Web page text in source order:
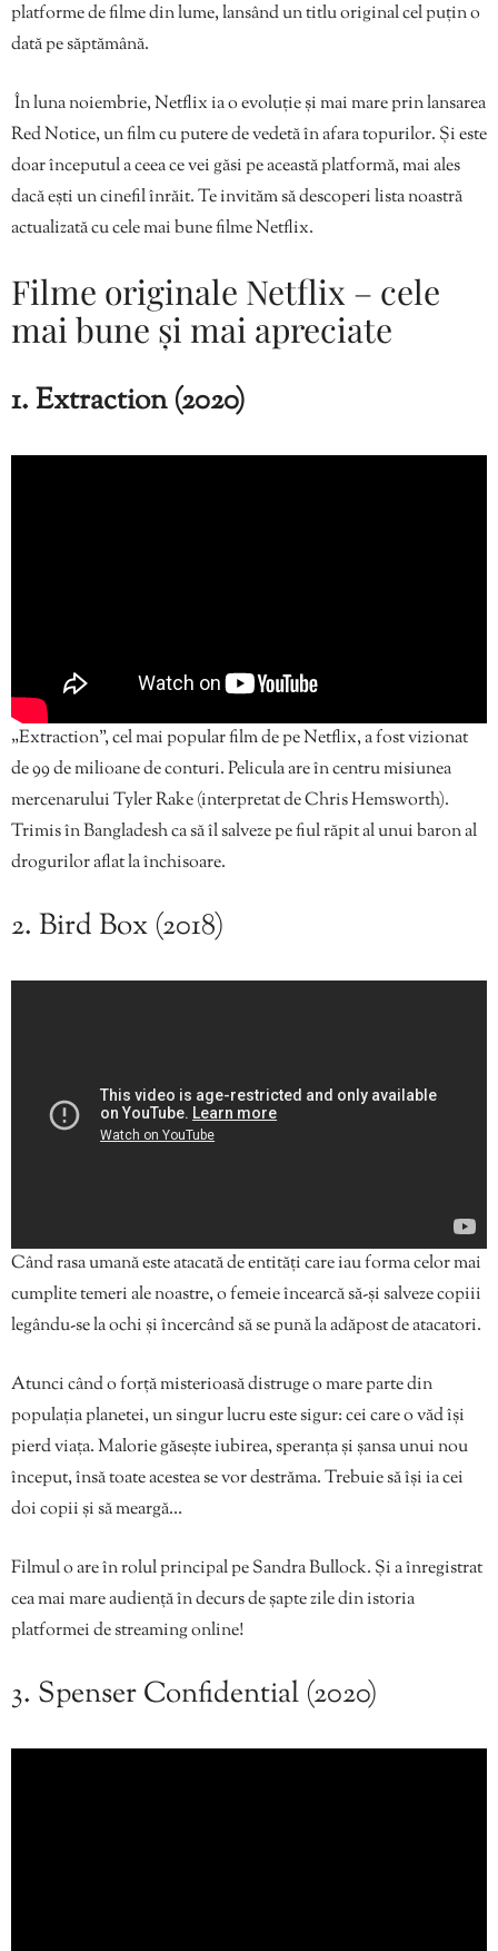
platforme de filme din lume, lansând un titlu original cel puțin o
dată pe săptămână.
În luna noiembrie, Netflix ia o evoluție și mai mare prin lansarea
Red Notice, un film cu putere de vedetă în afara topurilor. Și este
doar începutul a ceea ce vei găsi pe această platformă, mai ales
dacă ești un cinefil înrăit. Te invităm să descoperi lista noastră
actualizată cu cele mai bune filme Netflix.
Filme originale Netflix – cele
mai bune și mai apreciate
1. Extraction (2020)
„Extraction”, cel mai popular film de pe Netflix, a fost vizionat
de 99 de milioane de conturi. Pelicula are în centru misiunea
mercenarului Tyler Rake (interpretat de Chris Hemsworth).
Trimis în Bangladesh ca să îl salveze pe fiul răpit al unui baron al
drogurilor aflat la închisoare.
2. Bird Box (2018)
Când rasa umană este atacată de entităţi care iau forma celor mai
cumplite temeri ale noastre, o femeie încearcă să-şi salveze copiii
legându-se la ochi şi încercând să se pună la adăpost de atacatori.
Atunci când o forță misterioasă distruge o mare parte din
populația planetei, un singur lucru este sigur: cei care o văd își
pierd viața. Malorie găsește iubirea, speranța și șansa unui nou
început, însă toate acestea se vor destrăma. Trebuie să își ia cei
doi copii și să meargă…
Filmul o are în rolul principal pe Sandra Bullock. Și a înregistrat
cea mai mare audiență în decurs de șapte zile din istoria
platformei de streaming online!
3. Spenser Confidential (2020)